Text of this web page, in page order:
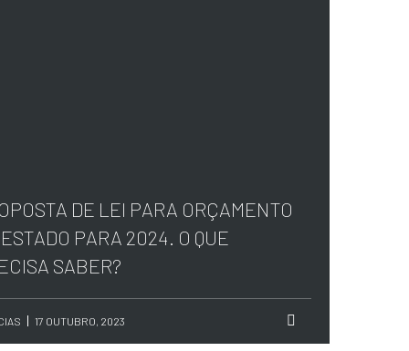
DE LEI PARA ORÇAMENTO
PARA 2024. O QUE
SABER?
17 OUTUBRO, 2023